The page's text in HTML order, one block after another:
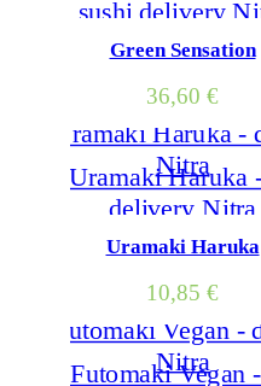
Green Sensation
36,60 €
Uramaki Haruka
10,85 €